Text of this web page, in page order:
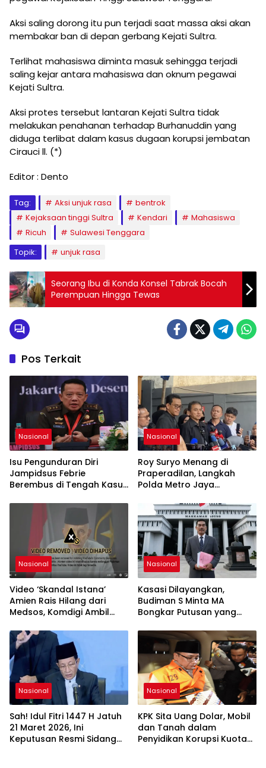
Aksi saling dorong itu pun terjadi saat massa aksi akan
membakar ban di depan gerbang Kejati Sultra.
Terlihat mahasiswa diminta masuk sehingga terjadi
saling kejar antara mahasiswa dan oknum pegawai
Kejati Sultra.
Aksi protes tersebut lantaran Kejati Sultra tidak
melakukan penahanan terhadap Burhanuddin yang
diduga terlibat dalam kasus dugaan korupsi jembatan
Cirauci ll. (*)
Editor : Dento
Tag: Aksi unjuk rasa
bentrok
Kejaksaan tinggi Sultra
Kendari
Mahasiswa
Ricuh
Sulawesi Tenggara
Topik:
unjuk rasa
Seorang Ibu di Konda Konsel Tabrak Bocah
Perempuan Hingga Tewas
Pos Terkait
Nasional
Isu Pengunduran Diri
Jampidsus Febrie
Berembus di Tengah Kasus
Nasional
Roy Suryo Menang di
Praperadilan, Langkah
Polda Metro Jaya
Nasional
Video ‘Skandal Istana’
Amien Rais Hilang dari
Medsos, Komdigi Ambil
Nasional
Kasasi Dilayangkan,
Budiman S Minta MA
Bongkar Putusan yang
Nasional
Sah! Idul Fitri 1447 H Jatuh
21 Maret 2026, Ini
Keputusan Resmi Sidang
Nasional
KPK Sita Uang Dolar, Mobil
dan Tanah dalam
Penyidikan Korupsi Kuota